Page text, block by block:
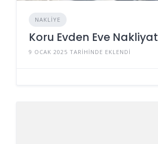
NAKLIYE
Koru Evden Eve Nakliyat
9 OCAK 2025 TARIHINDE EKLENDI